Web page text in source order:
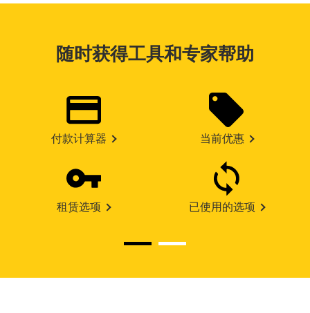
随时获得工具和专家帮助
付款计算器 当前优惠
租赁选项 已使用的选项